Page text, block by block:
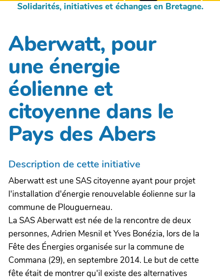
Solidarités, initiatives et échanges en Bretagne.
Aberwatt, pour
une énergie
éolienne et
citoyenne dans le
Pays des Abers
Description de cette initiative
Aberwatt est une SAS citoyenne ayant pour projet
l'installation d'énergie renouvelable éolienne sur la
commune de Plouguerneau.
La SAS Aberwatt est née de la rencontre de deux
personnes, Adrien Mesnil et Yves Bonézia, lors de la
Fête des Énergies organisée sur la commune de
Commana (29), en septembre 2014. Le but de cette
fête était de montrer qu'il existe des alternatives